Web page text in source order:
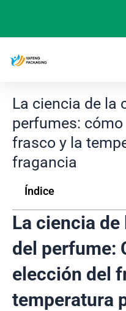
contenido
La ciencia de la
perfumes: cómo
frasco y la
fragancia
Índice
La ciencia
del perfume:
elección del
temperatura